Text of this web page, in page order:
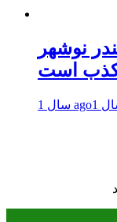
نوشهر
است
1 سال ago